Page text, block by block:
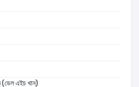
(ডেল এইচ খান)